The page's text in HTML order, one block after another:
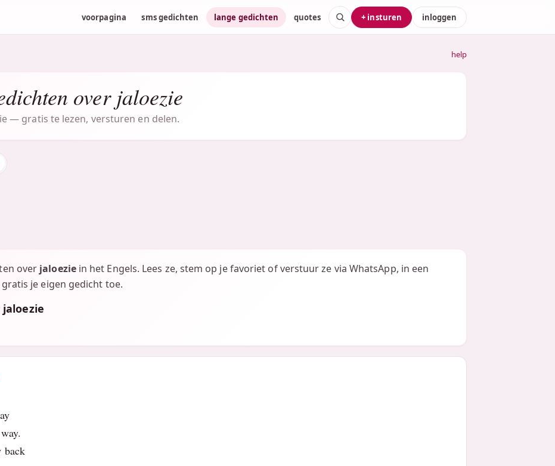
voorpagina sms gedichten lange gedichten quotes + insturen inloggen
help
over jaloezie
— gratis te lezen, versturen en delen.
over jaloeziein het Engels. Lees ze, stem op je favoriet of verstuur ze via WhatsApp, in een
je eigen gedicht toe.
back